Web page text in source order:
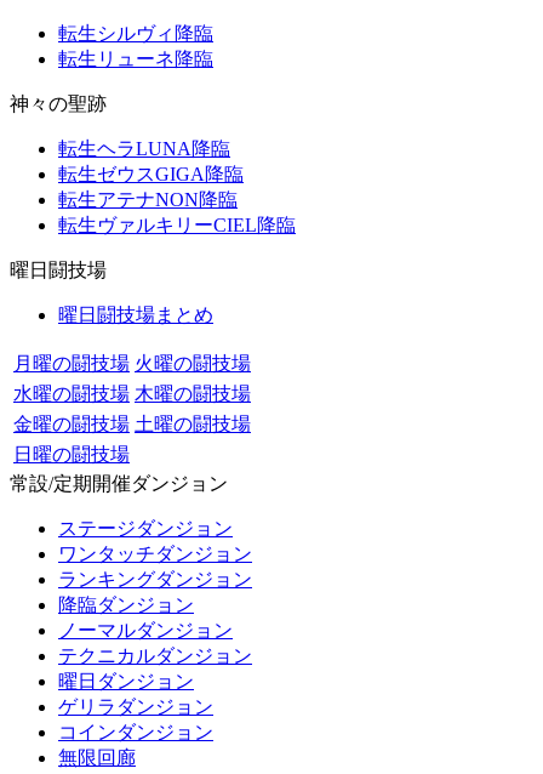
転生シルヴィ降臨
転生リューネ降臨
神々の聖跡
転生ヘラLUNA降臨
転生ゼウスGIGA降臨
転生アテナNON降臨
転生ヴァルキリーCIEL降臨
曜日闘技場
曜日闘技場まとめ
月曜の闘技場 火曜の闘技場
水曜の闘技場 木曜の闘技場
金曜の闘技場 土曜の闘技場
日曜の闘技場
常設/定期開催ダンジョン
ステージダンジョン
ワンタッチダンジョン
ランキングダンジョン
降臨ダンジョン
ノーマルダンジョン
テクニカルダンジョン
曜日ダンジョン
ゲリラダンジョン
コインダンジョン
無限回廊